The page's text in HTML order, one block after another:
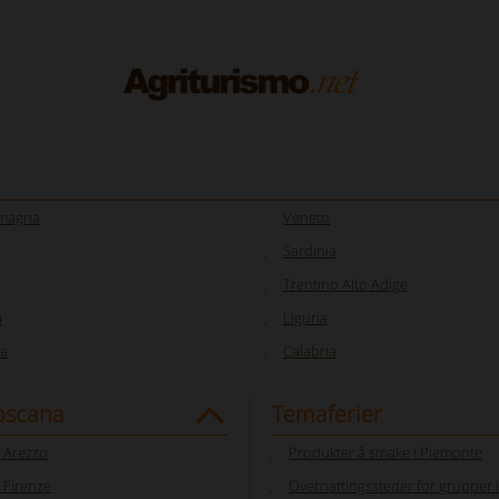
Veneto
Sardinia
Trentino Alto Adige
Liguria
Calabria
Temaferier
Produkter å smake i Piemonte
Overnattingssteder for grupper